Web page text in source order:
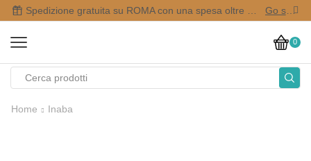
Go shop
0
Home Inaba